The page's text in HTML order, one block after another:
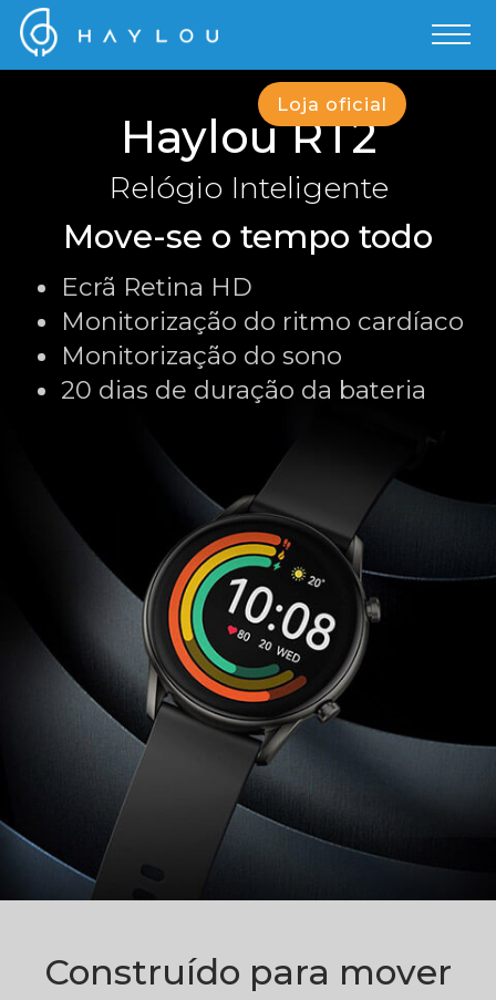
Loja oficial
Haylou RT2
Relógio Inteligente
Move-se o tempo todo
Ecrã Retina HD
Monitorização do ritmo cardíaco
Monitorização do sono
20 dias de duração da bateria
Construído para mover